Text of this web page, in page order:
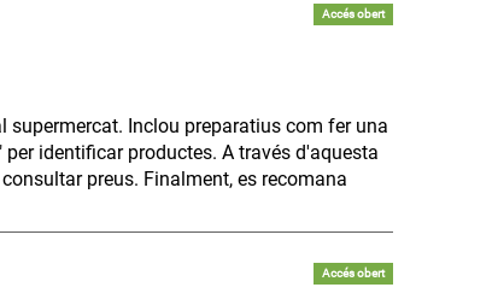
Accés obert
supermercat. Inclou preparatius com fer una
identificar productes. A través d'aquesta
preus. Finalment, es recomana
Accés obert